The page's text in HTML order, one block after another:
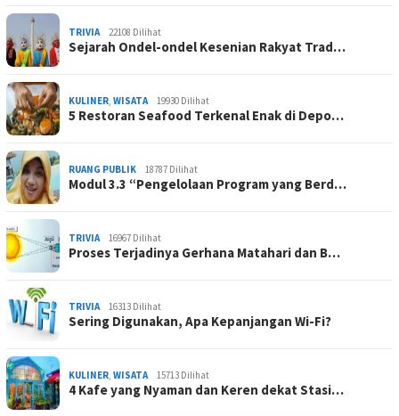
TRIVIA 22108 Dilihat
Sejarah Ondel-ondel Kesenian Rakyat Trad…
KULINER, WISATA 19930 Dilihat
5 Restoran Seafood Terkenal Enak di Depo…
RUANG PUBLIK 18787 Dilihat
Modul 3.3 “Pengelolaan Program yang Berd…
TRIVIA 16967 Dilihat
Proses Terjadinya Gerhana Matahari dan B…
TRIVIA 16313 Dilihat
Sering Digunakan, Apa Kepanjangan Wi-Fi?
KULINER, WISATA 15713 Dilihat
4 Kafe yang Nyaman dan Keren dekat Stasi…